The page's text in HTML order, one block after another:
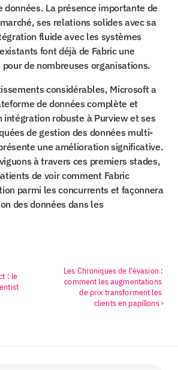
données. La présence importante de
ses relations solides avec sa
fluide avec les systèmes
font déjà de Fabric une
de nombreuses organisations.
considérables, Microsoft a
de données complète et
intégration robuste à Purview et ses
de gestion des données multi-
une amélioration significative.
à travers ces premiers stades,
de voir comment Fabric
parmi les concurrents et façonnera
des données dans les
: le
Les Chroniques de l'évasion :
comment les augmentations
de prix transforment les
clients en papillons ›